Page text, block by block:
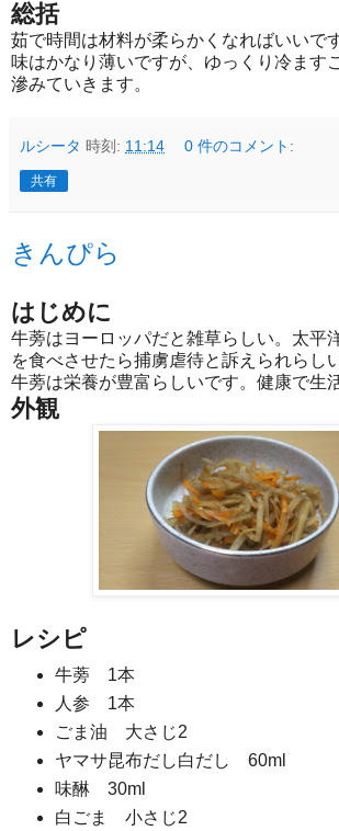
総括
茹で時間は材料が柔らかくなればいいで
味はかなり薄いですが、ゆっくり冷ます
滲みていきます。
ルシータ 時刻: 11:14 0 件のコメント:
共有
きんぴら
はじめに
牛蒡はヨーロッパだと雑草らしい。太平
を食べさせたら捕虜虐待と訴えられらしい
牛蒡は栄養が豊富らしいです。健康で生
外観
レシピ
牛蒡 1本
人参 1本
ごま油 大さじ2
ヤマサ昆布だし白だし 60ml
味醂 30ml
白ごま 小さじ2